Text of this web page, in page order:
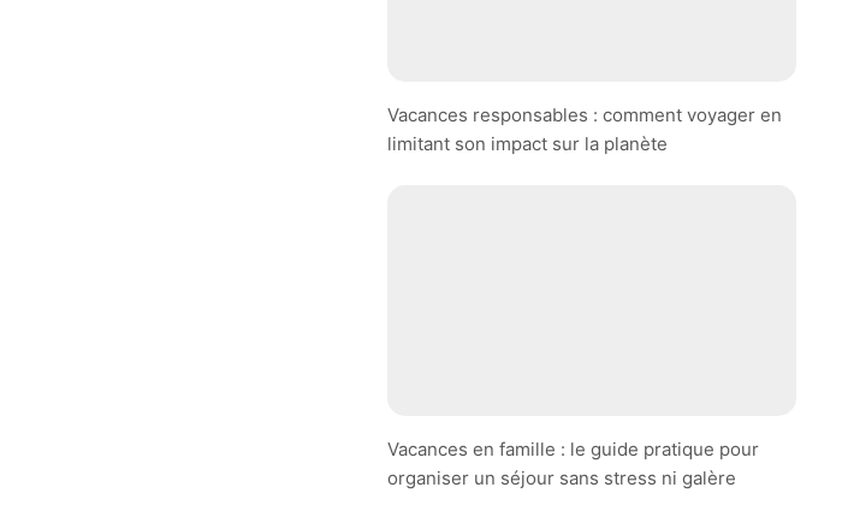
Vacances responsables : comment voyager en
limitant son impact sur la planète
Vacances en famille : le guide pratique pour
organiser un séjour sans stress ni galère